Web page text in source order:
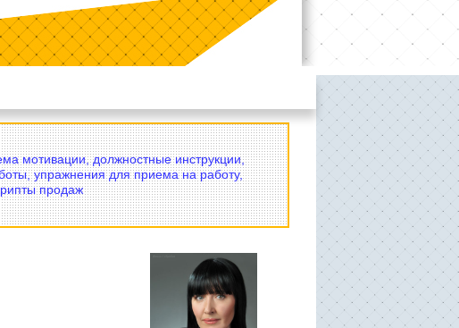
мотивации, должностные инструкции,
упражнения для приема на работу,
продаж